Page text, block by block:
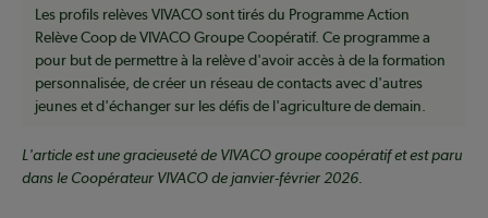
Les profils relèves VIVACO sont tirés du Programme Action
Relève Coop de VIVACO Groupe Coopératif. Ce programme a
pour but de permettre à la relève d'avoir accès à de la formation
personnalisée, de créer un réseau de contacts avec d'autres
jeunes et d'échanger sur les défis de l'agriculture de demain.
L'article est une gracieuseté de VIVACO groupe coopératif et est paru
dans le Coopérateur VIVACO de janvier-février 2026.